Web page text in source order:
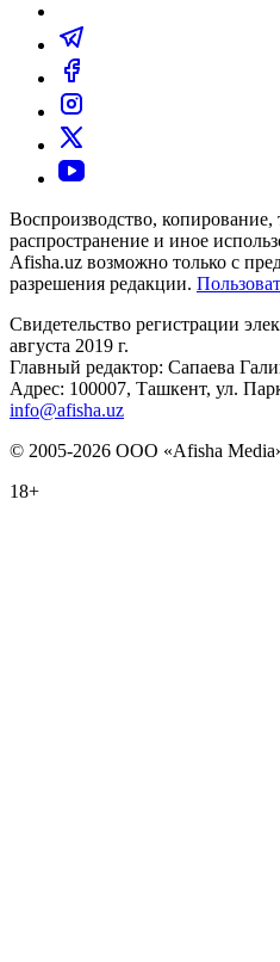
Воспроизводство,
распространение и иное
Afisha.uz возможно только с
разрешения редакции.
Свидетельство регистрации
августа 2019 г.
Главный редактор: Сапаева
Адрес: 100007, Ташкент, ул.
info@afisha.uz
© 2005-2026 ООО «Afisha
18+